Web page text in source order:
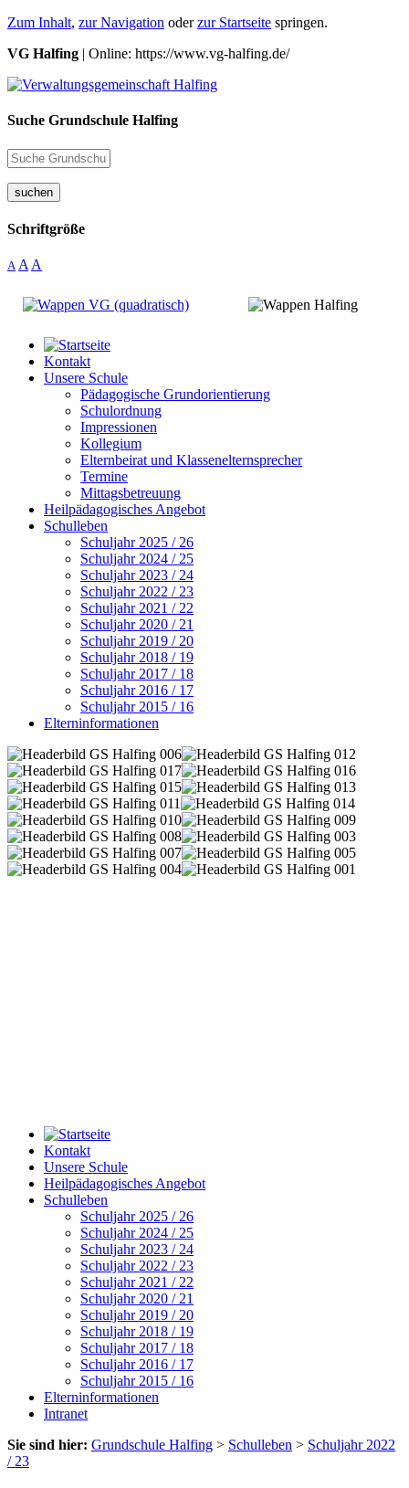
Zum Inhalt, zur Navigation oderzur Startseite springen.
VG Halfing | Online: https://www.vg-halfing.de/
Suche Grundschule Halfing
suchen
Schriftgröße
A A A
Kontakt
Unsere Schule
Pädagogische Grundorientierung
Schulordnung
Impressionen
Kollegium
Elternbeirat und Klassenelternsprecher
Termine
Mittagsbetreuung
Heilpädagogisches Angebot
Schulleben
Schuljahr 2025 / 26
Schuljahr 2024 / 25
Schuljahr 2023 / 24
Schuljahr 2022 / 23
Schuljahr 2021 / 22
Schuljahr 2020 / 21
Schuljahr 2019 / 20
Schuljahr 2018 / 19
Schuljahr 2017 / 18
Schuljahr 2016 / 17
Schuljahr 2015 / 16
Elterninformationen
Kontakt
Unsere Schule
Heilpädagogisches Angebot
Schulleben
Schuljahr 2025 / 26
Schuljahr 2024 / 25
Schuljahr 2023 / 24
Schuljahr 2022 / 23
Schuljahr 2021 / 22
Schuljahr 2020 / 21
Schuljahr 2019 / 20
Schuljahr 2018 / 19
Schuljahr 2017 / 18
Schuljahr 2016 / 17
Schuljahr 2015 / 16
Elterninformationen
Intranet
Sie sind hier: Grundschule Halfing > Schulleben > Schuljahr 2022
/ 23